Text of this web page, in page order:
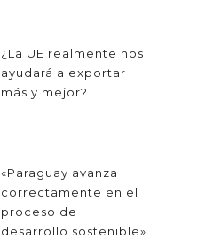
¿La UE realmente nos
ayudará a exportar
más y mejor?
«Paraguay avanza
correctamente en el
proceso de
desarrollo sostenible»